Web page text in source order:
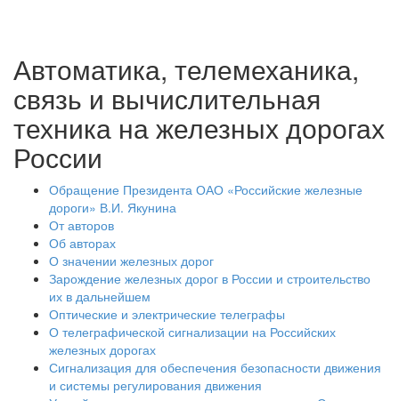
Автоматика, телемеханика,
связь и вычислительная
техника на железных дорогах
России
Обращение Президента ОАО «Российские железные
дороги» В.И. Якунина
От авторов
Об авторах
О значении железных дорог
Зарождение железных дорог в России и строительство
их в дальнейшем
Оптические и электрические телеграфы
О телеграфической сигнализации на Российских
железных дорогах
Сигнализация для обеспечения безопасности движения
и системы регулирования движения